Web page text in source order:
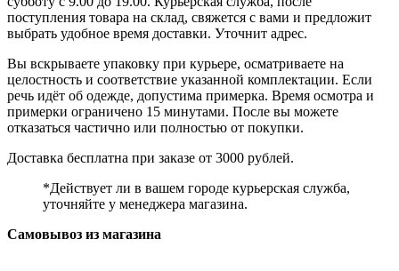
поступления товара на склад, свяжется с вами и предложит
выбрать удобное время доставки. Уточнит адрес.
Вы вскрываете упаковку при курьере, осматриваете на
целостность и соответствие указанной комплектации. Если
речь идёт об одежде, допустима примерка. Время осмотра и
примерки ограничено 15 минутами. После вы можете
отказаться частично или полностью от покупки.
Доставка бесплатна при заказе от 3000 рублей.
*Действует ли в вашем городе курьерская служба,
уточняйте у менеджера магазина.
Самовывоз из магазина